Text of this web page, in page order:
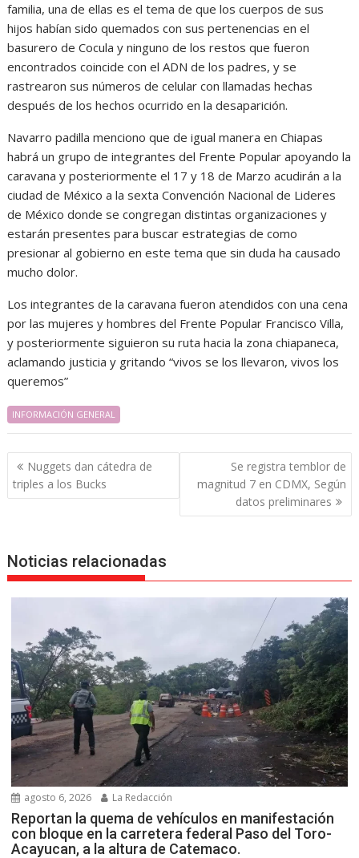
familia, una de ellas es el tema de que los cuerpos de sus
hijos habían sido quemados con sus pertenencias en el
basurero de Cocula y ninguno de los restos que fueron
encontrados coincide con el ADN de los padres, y se
rastrearon sus números de celular con llamadas hechas
después de los hechos ocurrido en la desaparición.
Navarro padilla menciono que de igual manera en Chiapas
habrá un grupo de integrantes del Frente Popular apoyando la
caravana y posteriormente el 17 y 18 de Marzo acudirán a la
ciudad de México a la sexta Convención Nacional de Lideres
de México donde se congregan distintas organizaciones y
estarán presentes para buscar estrategias de como
presionar al gobierno en este tema que sin duda ha causado
mucho dolor.
Los integrantes de la caravana fueron atendidos con una cena
por las mujeres y hombres del Frente Popular Francisco Villa,
y posteriormente siguieron su ruta hacia la zona chiapaneca,
aclamando justicia y gritando “vivos se los llevaron, vivos los
queremos”
INFORMACIÓN GENERAL
Navegación
de
entradas
Nuggets dan cátedra de
triples a los Bucks
Se registra temblor de
magnitud 7 en CDMX, Según
datos preliminares
Noticias relacionadas
agosto 6, 2026 La Redacción
Reportan la quema de vehículos en manifestación
con bloque en la carretera federal Paso del Toro-
Acayucan, a la altura de Catemaco.